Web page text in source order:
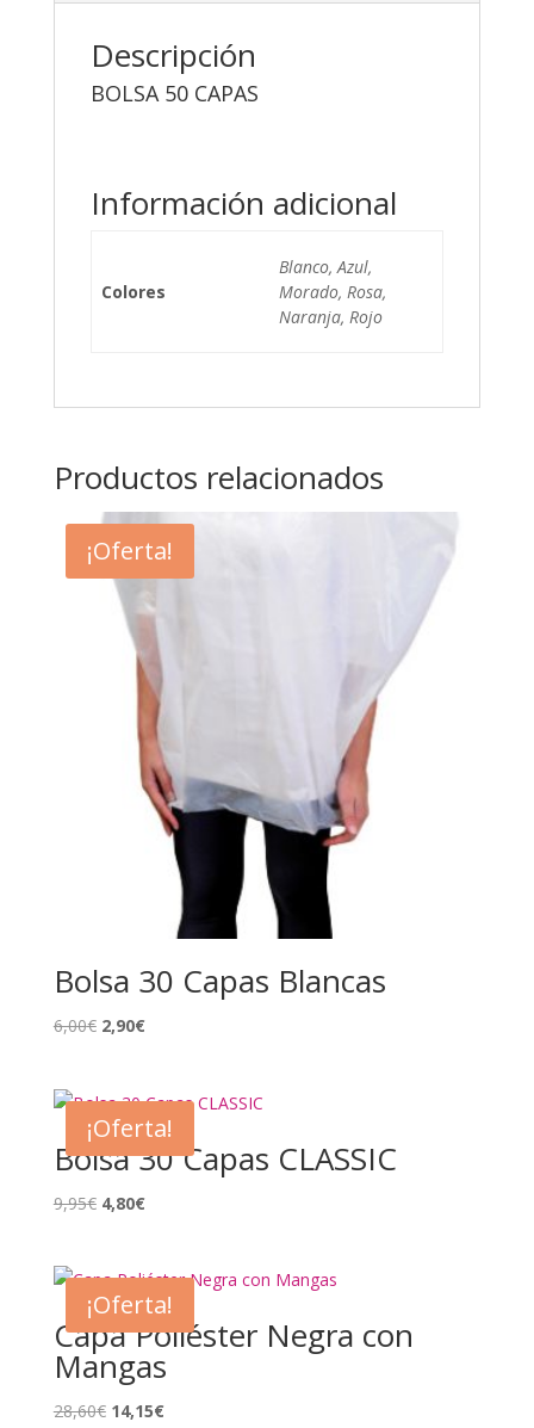
Descripción
BOLSA 50 CAPAS
Información adicional
Colores
Blanco, Azul,
Morado, Rosa,
Naranja, Rojo
Productos relacionados
¡Oferta!
Bolsa 30 Capas Blancas
6,00€ El
era:
6,00€.
2,90€El
es:
2,90€.
¡Oferta!
Bolsa 30 Capas CLASSIC
9,95€ El
era:
9,95€.
4,80€El
es:
4,80€.
¡Oferta!
Capa Poliéster Negra con
Mangas
28,60€ El
14,15€El